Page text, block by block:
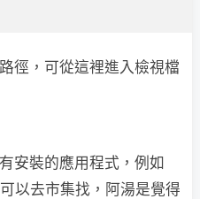
徑，可從這裡進入檢視檔
安裝的應用程式，例如
以去市集找，阿湯是覺得